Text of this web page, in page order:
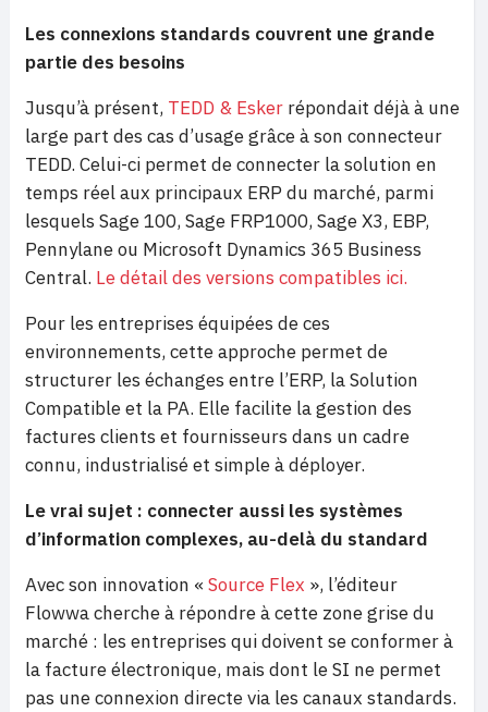
Les connexions standards couvrent une grande
partie des besoins
Jusqu’à présent, TEDD & Esker répondait déjà à une
large part des cas d’usage grâce à son connecteur
TEDD. Celui-ci permet de connecter la solution en
temps réel aux principaux ERP du marché, parmi
lesquels Sage 100, Sage FRP1000, Sage X3, EBP,
Pennylane ou Microsoft Dynamics 365 Business
Central. Le détail des versions compatibles ici.
Pour les entreprises équipées de ces
environnements, cette approche permet de
structurer les échanges entre l’ERP, la Solution
Compatible et la PA. Elle facilite la gestion des
factures clients et fournisseurs dans un cadre
connu, industrialisé et simple à déployer.
Le vrai sujet : connecter aussi les systèmes
d’information complexes, au-delà du standard
Avec son innovation « Source Flex », l’éditeur
Flowwa cherche à répondre à cette zone grise du
marché : les entreprises qui doivent se conformer à
la facture électronique, mais dont le SI ne permet
pas une connexion directe via les canaux standards.